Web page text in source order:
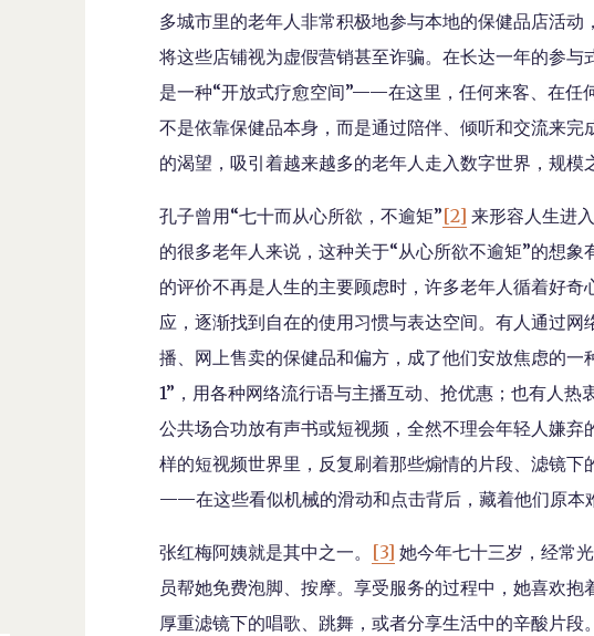
多城市里的老年人非常积极地参与本地的保健品店活
将这些店铺视为虚假营销甚至诈骗。在长达一年的参
是一种“开放式疗愈空间”——在这里，任何来客、在任
不是依靠保健品本身，而是通过陪伴、倾听和交流来
的渴望，吸引着越来越多的老年人走入数字世界，规模
孔子曾用“七十而从心所欲，不逾矩”[2] 来形容人生进
的很多老年人来说，这种关于“从心所欲不逾矩”的想
的评价不再是人生的主要顾虑时，许多老年人循着好
应，逐渐找到自在的使用习惯与表达空间。有人通过
播、网上售卖的保健品和偏方，成了他们安放焦虑的一
1”，用各种网络流行语与主播互动、抢优惠；也有人
公共场合功放有声书或短视频，全然不理会年轻人嫌
样的短视频世界里，反复刷着那些煽情的片段、滤镜
——在这些看似机械的滑动和点击背后，藏着他们原本
张红梅阿姨就是其中之一。 [3] 她今年七十三岁，经常
员帮她免费泡脚、按摩。享受服务的过程中，她喜欢
厚重滤镜下的唱歌、跳舞，或者分享生活中的辛酸片